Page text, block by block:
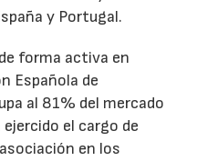
y Portugal.
forma activa en
Española de
al 81% del mercado
el cargo de
en los